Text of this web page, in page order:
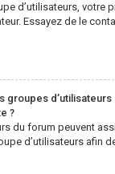
d’utilisateurs, votre
Essayez de le
groupes
?
du forum peuvent
d’utilisateurs afin